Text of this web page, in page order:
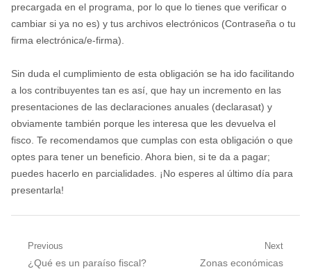
precargada en el programa, por lo que lo tienes que verificar o
cambiar si ya no es) y tus archivos electrónicos (Contraseña o tu
firma electrónica/e-firma).
Sin duda el cumplimiento de esta obligación se ha ido facilitando
a los contribuyentes tan es así, que hay un incremento en las
presentaciones de las declaraciones anuales (declarasat) y
obviamente también porque les interesa que les devuelva el
fisco. Te recomendamos que cumplas con esta obligación o que
optes para tener un beneficio. Ahora bien, si te da a pagar;
puedes hacerlo en parcialidades. ¡No esperes al último día para
presentarla!
Navegación
Previous
Previous
¿Qué es un paraíso fiscal?
Next
Next
Zonas económicas